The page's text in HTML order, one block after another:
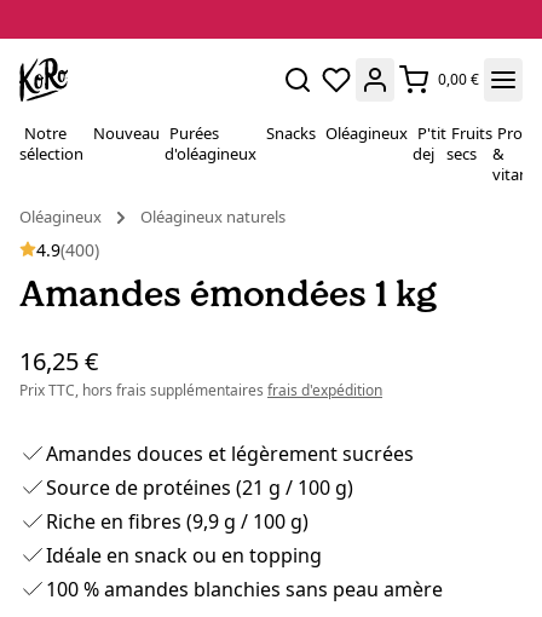
0,00 €
Notre
sélection
Nouveau Purées
d'oléagineux
Snacks Oléagineux P'tit
dej
Fruits
secs
&
Oléagineux
Oléagineux naturels
4.9(400)
Amandes émondées 1 kg
16,25 €
Prix TTC, hors frais supplémentaires frais d'expédition
Amandes douces et légèrement sucrées
Source de protéines (21 g / 100 g)
Riche en fibres (9,9 g / 100 g)
Idéale en snack ou en topping
100 % amandes blanchies sans peau amère